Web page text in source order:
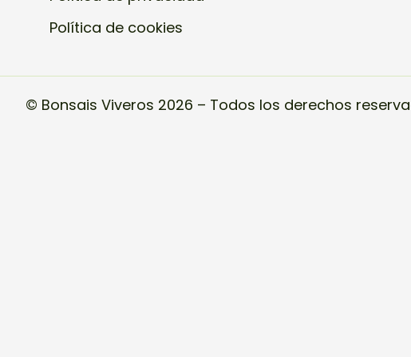
Política de cookies
© Bonsais Viveros 2026 – Todos los derechos